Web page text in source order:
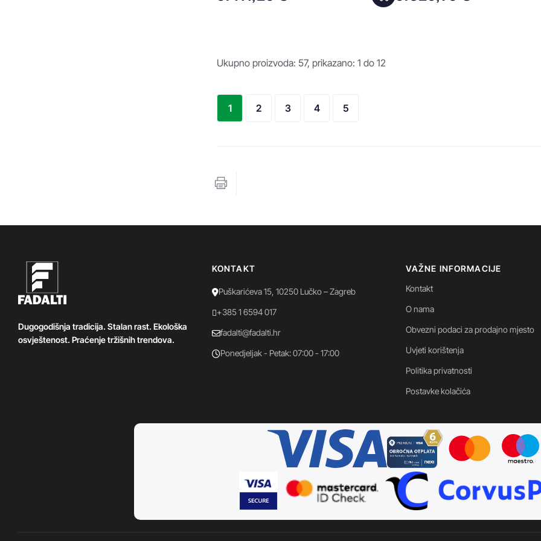
Ukupno proizvoda: 57, prikazano: 1 do 12
1 2 3 4 5
Dugogodišnja tradicija. Stalan rast. Ekološka
osvještenost. Praćenje tržišnih trendova.
KONTAKT
Puškarićeva 15, 10250 Lučko – Zagreb
+385 1 6594 017
fadalti@fadalti.hr
Ponedjeljak - Petak: 07:00 - 17:00
VAŽNE INFORMACIJE
Kontakt
O nama
Obvezni podaci za prodajno mjesto
Uvjeti korištenja
Politika privatnosti
Postavke kolačića